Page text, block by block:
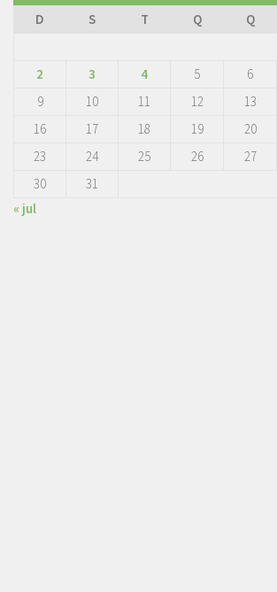
D
S T Q Q
2
3 4 5 6
9
10 11 12 13
16
17 18 19 20
23
24 25 26 27
30
31
« jul